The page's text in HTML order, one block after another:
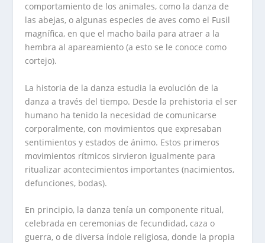
comportamiento de los animales, como la danza de
las abejas, o algunas especies de aves como el Fusil
magnífica, en que el macho baila para atraer a la
hembra al apareamiento (a esto se le conoce como
cortejo).
La historia de la danza estudia la evolución de la
danza a través del tiempo. Desde la prehistoria el ser
humano ha tenido la necesidad de comunicarse
corporalmente, con movimientos que expresaban
sentimientos y estados de ánimo. Estos primeros
movimientos rítmicos sirvieron igualmente para
ritualizar acontecimientos importantes (nacimientos,
defunciones, bodas).
En principio, la danza tenía un componente ritual,
celebrada en ceremonias de fecundidad, caza o
guerra, o de diversa índole religiosa, donde la propia